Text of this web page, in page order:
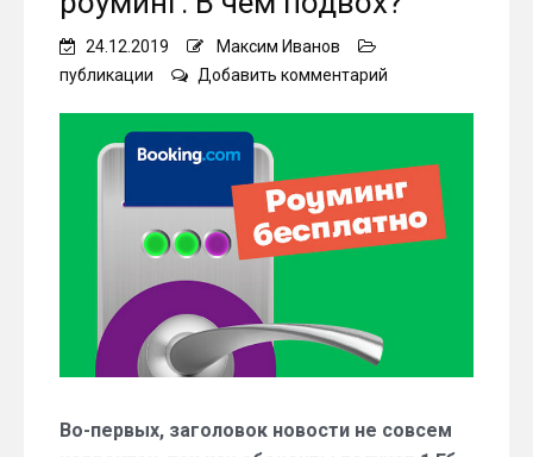
24.12.2019
Максим Иванов
публикации
Добавить комментарий
предложили
бесплатный
роуминг.
В
Во-первых, заголовок новости не совсем